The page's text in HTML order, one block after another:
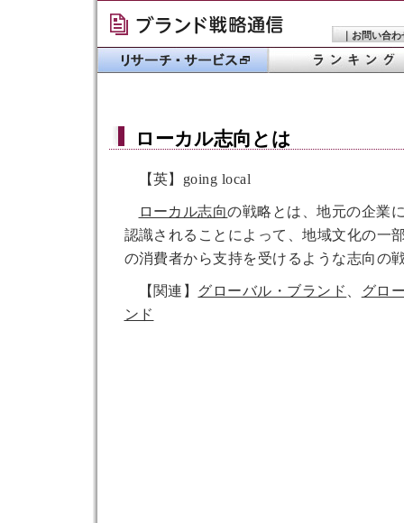
｜ お問い合わ
ローカル志向 とは
【英】going local
ローカル志向の戦略とは、地元の企業
認識されることによって、地域文化の一
の消費者から支持を受けるような志向の
【関連】 グローバル・ブランド
グロ
ンド